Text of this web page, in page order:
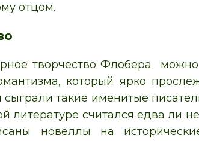
отцом.
творчество Флобера
который ярко
сыграли такие именитые
литературе считался едва ли
новеллы на